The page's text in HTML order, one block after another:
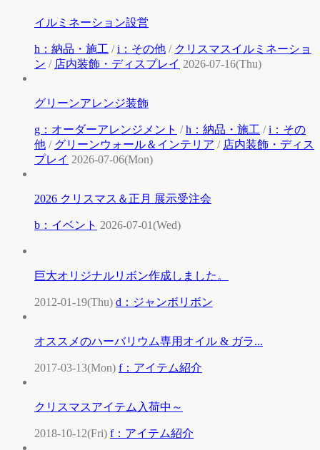
イルミネーション設営
h：納品・施工 /i：その他 / クリスマスイルミネーショ
ン / 店内装飾・ディスプレイ 2026-07-16(Thu)
グリーンアレンジ装飾
g：オーダーアレンジメント /h：納品・施工 /i：その
他 / グリーンウォール＆インテリア / 店内装飾・ディス
プレイ 2026-07-06(Mon)
2026 クリスマス＆正月 展示受注会
b：イベント 2026-07-01(Wed)
巨大オリジナルリボン作成しました。
2012-01-19(Thu) d：ジャンボリボン
オススメのハーバリウム専用オイル & ガラ...
2017-03-13(Mon) f：アイテム紹介
クリスマスアイテム入荷中～
2018-10-12(Fri) f：アイテム紹介